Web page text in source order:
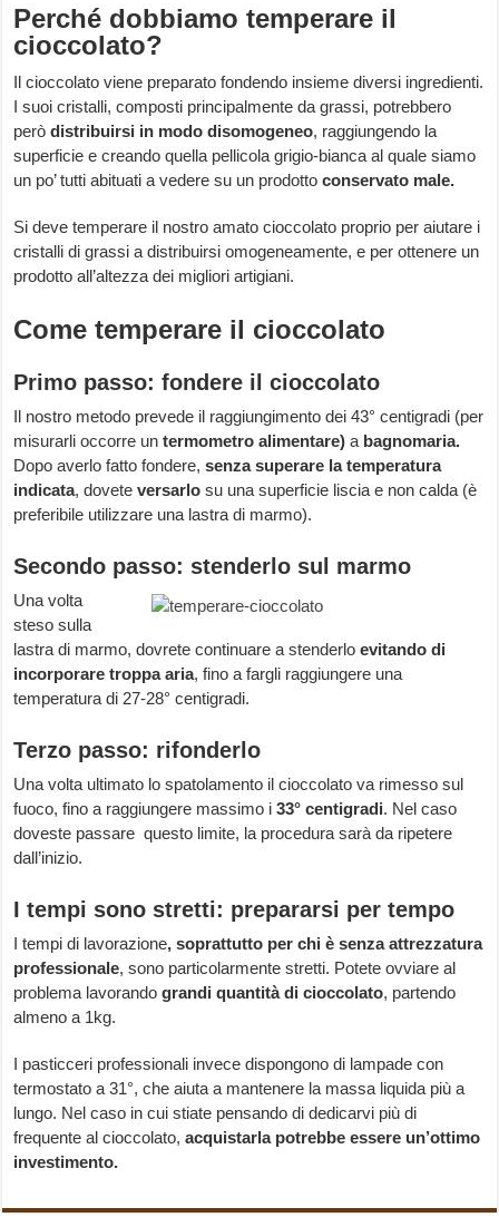
Perché dobbiamo temperare il
cioccolato?
Il cioccolato viene preparato fondendo insieme diversi ingredienti.
I suoi cristalli, composti principalmente da grassi, potrebbero
peròdistribuirsi in modo disomogeneo, raggiungendo la
superficie e creando quella pellicola grigio-bianca al quale siamo
un po’ tutti abituati a vedere su un prodottoconservato male.
Si deve temperare il nostro amato cioccolato proprio per aiutare i
cristalli di grassi a distribuirsi omogeneamente, e per ottenere un
prodotto all’altezza dei migliori artigiani.
Come temperare il cioccolato
Primo passo: fondere il cioccolato
Il nostro metodo prevede il raggiungimento dei 43° centigradi (per
misurarli occorre untermometro alimentare) a bagnomaria.
Dopo averlo fatto fondere,senza superare la temperatura
indicata, doveteversarlo su una superficie liscia e non calda (è
preferibile utilizzare una lastra di marmo).
Secondo passo: stenderlo sul marmo
Una volta
steso sulla
lastra di marmo, dovrete continuare a stenderloevitando di
incorporare troppa aria, fino a fargli raggiungere una
temperatura di 27-28° centigradi.
Terzo passo: rifonderlo
Una volta ultimato lo spatolamento il cioccolato va rimesso sul
fuoco, fino a raggiungere massimo i33° centigradi. Nel caso
doveste passare questo limite, la procedura sarà da ripetere
dall’inizio.
I tempi sono stretti: prepararsi per tempo
I tempi di lavorazione, soprattutto per chi è senza attrezzatura
professionale, sono particolarmente stretti. Potete ovviare al
problema lavorandograndi quantità di cioccolato, partendo
almeno a 1kg.
I pasticceri professionali invece dispongono di lampade con
termostato a 31°, che aiuta a mantenere la massa liquida più a
lungo. Nel caso in cui stiate pensando di dedicarvi più di
frequente al cioccolato,acquistarla potrebbe essere un’ottimo
investimento.